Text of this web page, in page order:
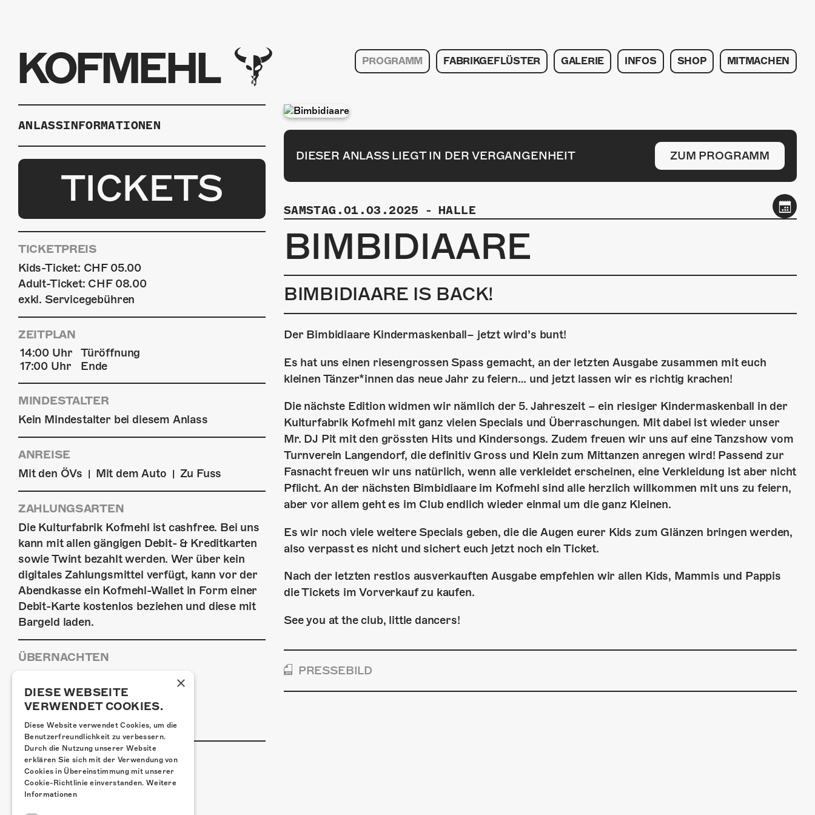
KOFMEHL PROGRAMM FABRIKGEFLÜSTER GALERIE INFOS SHOP MITMACHEN
DIESER ANLASS LIEGT IN DER VERGANGENHEIT ZUM PROGRAMM
SAMSTAG.01.03.2025 - HALLE
BIMBIDIAARE
BIMBIDIAARE IS BACK!
Der Bimbidiaare Kindermaskenball– jetzt wird’s bunt!
Es hat uns einen riesengrossen Spass gemacht, an der letzten Ausgabe zusammen mit euch
kleinen Tänzer*innen das neue Jahr zu feiern… und jetzt lassen wir es richtig krachen!
Die nächste Edition widmen wir nämlich der 5. Jahreszeit – ein riesiger Kindermaskenball in der
Kulturfabrik Kofmehl mit ganz vielen Specials und Überraschungen. Mit dabei ist wieder unser
Mr. DJ Pit mit den grössten Hits und Kindersongs. Zudem freuen wir uns auf eine Tanzshow vom
Turnverein Langendorf, die definitiv Gross und Klein zum Mittanzen anregen wird! Passend zur
Fasnacht freuen wir uns natürlich, wenn alle verkleidet erscheinen, eine Verkleidung ist aber nicht
Pflicht. An der nächsten Bimbidiaare im Kofmehl sind alle herzlich willkommen mit uns zu feiern,
aber vor allem geht es im Club endlich wieder einmal um die ganz Kleinen.
Es wir noch viele weitere Specials geben, die die Augen eurer Kids zum Glänzen bringen werden,
also verpasst es nicht und sichert euch jetzt noch ein Ticket.
Nach der letzten restlos ausverkauften Ausgabe empfehlen wir allen Kids, Mammis und Pappis
die Tickets im Vorverkauf zu kaufen.
See you at the club, little dancers!
PRESSEBILD
ANLASSINFORMATIONEN
TICKETS
TICKETPREIS
Kids-Ticket: CHF 05.00
Adult-Ticket: CHF 08.00
exkl. Servicegebühren
ZEITPLAN
14:00 Uhr
Türöffnung
17:00 Uhr
Ende
MINDESTALTER
Kein Mindestalter bei diesem Anlass
ANREISE
Mit den ÖVs
Mit dem Auto Zu Fuss
ZAHLUNGSARTEN
Die Kulturfabrik Kofmehl ist cashfree. Bei uns
kann mit allen gängigen Debit- & Kreditkarten
sowie Twint bezahlt werden. Wer über kein
digitales Zahlungsmittel verfügt, kann vor der
Abendkasse ein Kofmehl-Wallet in Form einer
Debit-Karte kostenlos beziehen und diese mit
Bargeld laden.
ÜBERNACHTEN
Hotel Kreuz Solothurn
H4 Hotel
Weitere Unterkünfte
ESSENSTIPPS
Pier 11
Restaurant Kreuz
×
DIESE WEBSEITE
VERWENDET COOKIES.
Diese Website verwendet Cookies, um die
Benutzerfreundlichkeit zu verbessern.
Durch die Nutzung unserer Website
erklären Sie sich mit der Verwendung von
Cookies in Übereinstimmung mit unserer
Cookie-Richtlinie einverstanden. Weitere
Informationen